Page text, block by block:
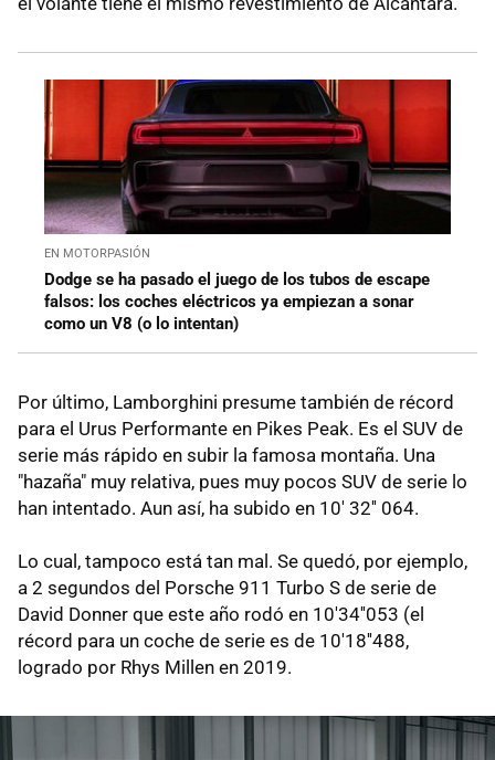
EN MOTORPASIÓN
Dodge se ha pasado el juego de los tubos de escape
falsos: los coches eléctricos ya empiezan a sonar
como un V8 (o lo intentan)
Por último, Lamborghini presume también de récord
para el Urus Performante en Pikes Peak. Es el SUV de
serie más rápido en subir la famosa montaña. Una
"hazaña" muy relativa, pues muy pocos SUV de serie lo
han intentado. Aun así, ha subido en 10' 32'' 064.
Lo cual, tampoco está tan mal. Se quedó, por ejemplo,
a 2 segundos del Porsche 911 Turbo S de serie de
David Donner que este año rodó en 10'34''053 (el
récord para un coche de serie es de 10'18''488,
logrado por Rhys Millen en 2019.